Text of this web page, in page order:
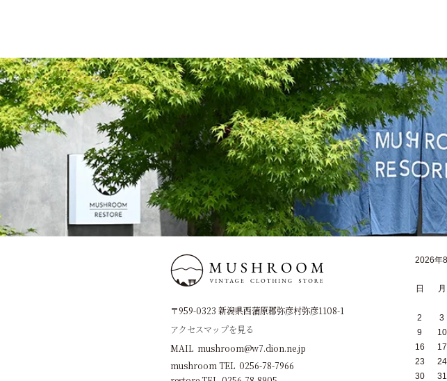
〒959-0323 新潟県西蒲原郡弥彦村弥彦1108-1
アクセスマップを見る
MAIL mushroom@w7.dion.ne.jp
mushroom TEL 0256-78-7966
2026年
日 月
2
3
9
10
16
17
23
24
30
31